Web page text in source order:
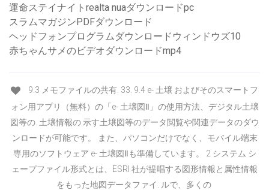
運命ステイナイトrealta nuaダウンロードpc
スラムマガジンPDFダウンロード
ヘッドフォンプログラムダウンロードウィンドウズ10
赤ちゃんサメのビデオダウンロードmp4
9.3 メモファイルの共有. 33. 9.4 e- 土壌 およびそのスマートフ
ォン用アプリ（無料）の「e- 土壌図Ⅱ」の使用方法、デジタル土壌
図等の. 土壌情報の 示す土壌図等のデータ閲覧や関連データのダウ
ンロードが可能です。 また、パソコンだけでなく、モバイル端末
専用のソフトウェア e- 土壌図Ⅱも準備しています。 2 システム シ
ェープファイル形式とは、ESRI 社が提唱する図形情報と属性情報
をもった地図データファイ. ルで、多くの